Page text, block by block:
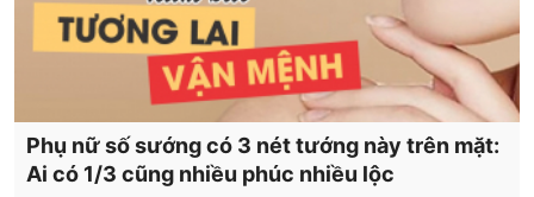
Phụ nữ số sướng có 3 nét tướng này trên mặt:
Ai có 1/3 cũng nhiều phúc nhiều lộc